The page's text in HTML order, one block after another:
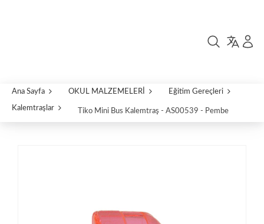
Ana Sayfa OKUL MALZEMELERİ Eğitim Gereçleri
Kalemtraşlar Tiko Mini Bus Kalemtraş - AS00539 - Pembe